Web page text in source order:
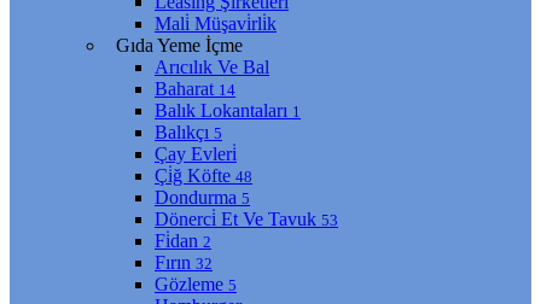
Mali̇ Müşavi̇rli̇k
Gıda Yeme İçme
Arıcılık Ve Bal
Baharat 14
Balık Lokantaları 1
Balıkçı 5
Çay Evleri̇
Çi̇ğ Köfte 48
Dondurma 5
Dönerci̇ Et Ve Tavuk 53
Fi̇dan 2
Fırın 32
Gözleme 5